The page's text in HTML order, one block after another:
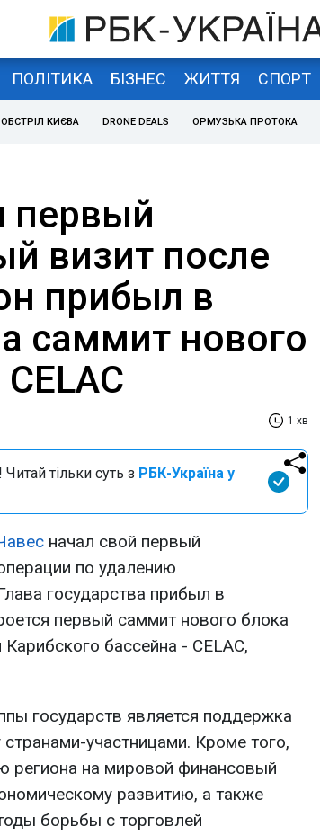
ПОЛІТИКА БІЗНЕС ЖИТТЯ СПОРТ
ОБСТРІЛ КИЄВА DRONE DEALS ОРМУЗЬКА ПРОТОКА
первый
визит после
прибыл в
саммит нового
1 хв
тільки суть з РБК-Україна у
начал свой первый
по удалению
государства прибыл в
первый саммит нового блока
бассейна - CELAC,
государств является поддержка
участницами. Кроме того,
региона на мировой финансовый
развитию, а также
борьбы с торговлей